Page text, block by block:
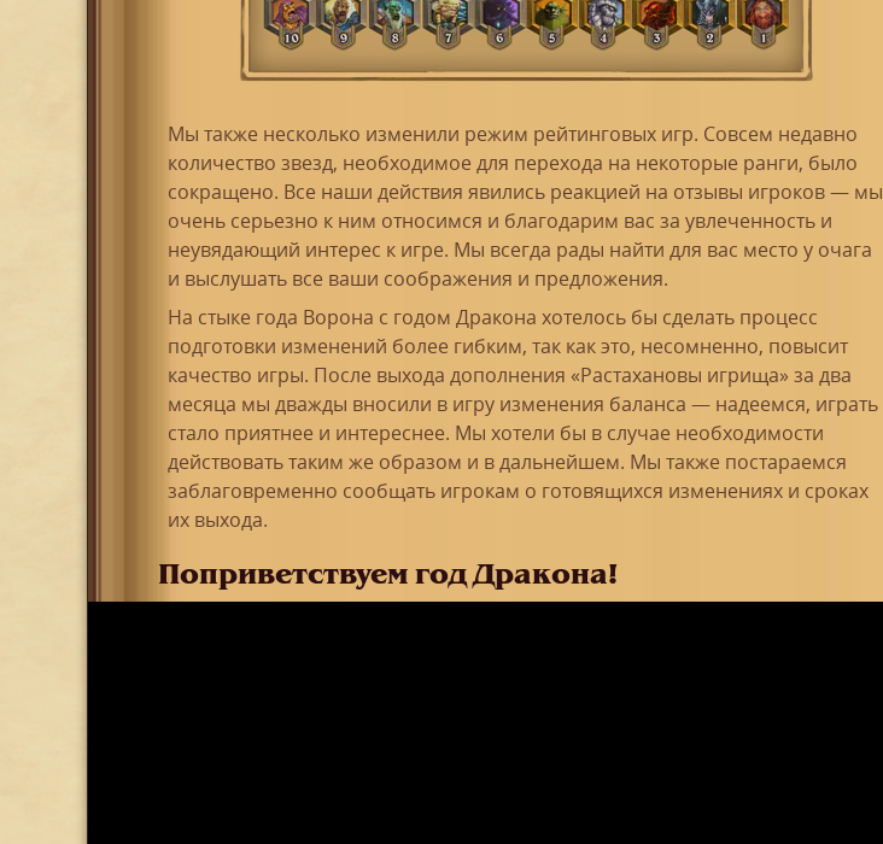
Мы также несколько изменили режим рейтинговых игр. Совсем недавно
количество звезд, необходимое для перехода на некоторые ранги, было
сокращено. Все наши действия явились реакцией на отзывы игроков — мы
очень серьезно к ним относимся и благодарим вас за увлеченность и
неувядающий интерес к игре. Мы всегда рады найти для вас место у очага
и выслушать все ваши соображения и предложения.
На стыке года Ворона с годом Дракона хотелось бы сделать процесс
подготовки изменений более гибким, так как это, несомненно, повысит
качество игры. После выхода дополнения «Растахановы игрища» за два
месяца мы дважды вносили в игру изменения баланса — надеемся, играть
стало приятнее и интереснее. Мы хотели бы в случае необходимости
действовать таким же образом и в дальнейшем. Мы также постараемся
заблаговременно сообщать игрокам о готовящихся изменениях и сроках
их выхода.
Поприветствуем год Дракона!